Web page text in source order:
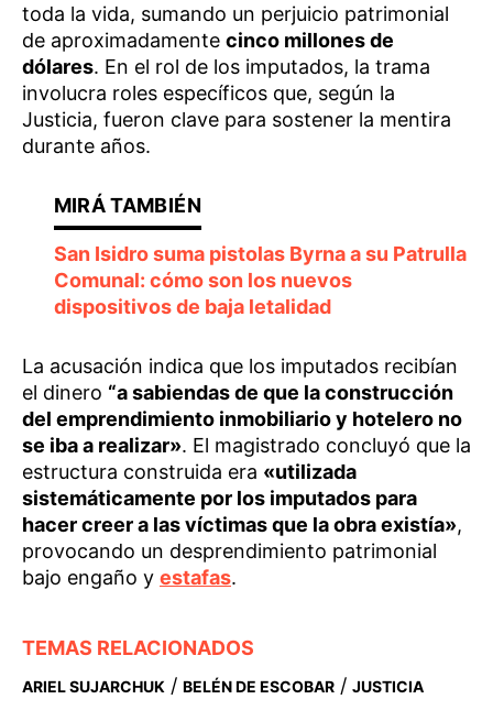
toda la vida, sumando un perjuicio patrimonial
de aproximadamente cinco millones de
dólares. En el rol de los imputados, la trama
involucra roles específicos que, según la
Justicia, fueron clave para sostener la mentira
durante años.
San Isidro suma pistolas Byrna a su Patrulla
Comunal: cómo son los nuevos
dispositivos de baja letalidad
La acusación indica que los imputados recibían
el dinero “a sabiendas de que la construcción
del emprendimiento inmobiliario y hotelero no
se iba a realizar». El magistrado concluyó que la
estructura construida era «utilizada
sistemáticamente por los imputados para
hacer creer a las víctimas que la obra existía»,
provocando un desprendimiento patrimonial
bajo engaño y estafas.
TEMAS RELACIONADOS
ARIEL SUJARCHUK / BELÉN DE ESCOBAR / JUSTICIA